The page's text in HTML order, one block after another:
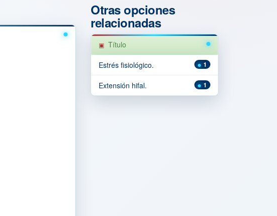
Otras opciones
relacionadas
Título
1
Estrés fisiológico.
1
Extensión hifal.